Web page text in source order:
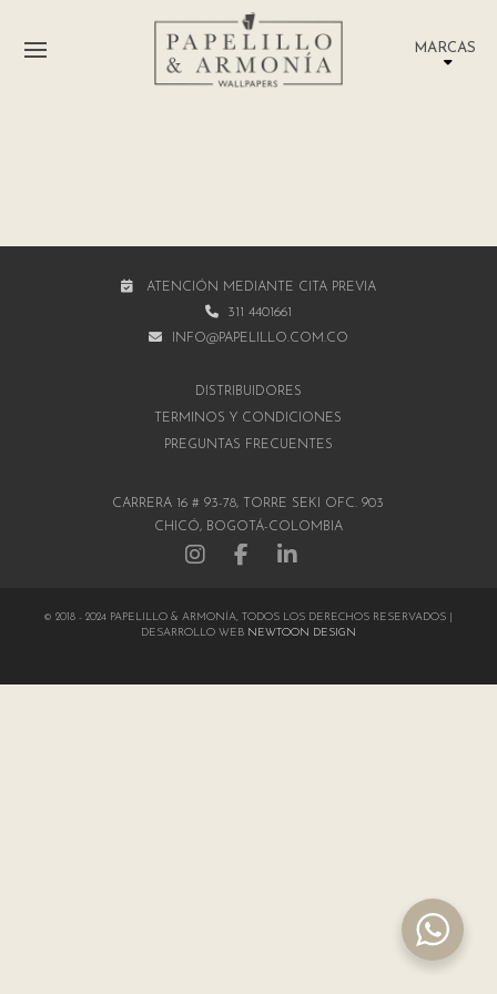
MARCAS
ATENCIÓN MEDIANTE CITA PREVIA
311 4401661
INFO@PAPELILLO.COM.CO
DISTRIBUIDORES
TÉRMINOS Y CONDICIONES
PREGUNTAS FRECUENTES
CARRERA 16 # 93-78, TORRE SEKI OFC. 903
CHICÓ, BOGOTÁ-COLOMBIA
© 2018 - 2024 PAPELILLO & ARMONÍA, TODOS LOS DERECHOS RESERVADOS |
DESARROLLO WEB NEWTOON DESIGN